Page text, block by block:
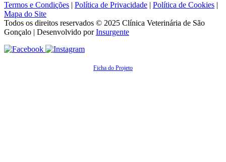
Termos e Condições | Política de Privacidade | Política de Cookies |
Mapa do Site
Todos os direitos reservados © 2025 Clínica Veterinária de São
Gonçalo | Desenvolvido porInsurgente
Ficha do Projeto